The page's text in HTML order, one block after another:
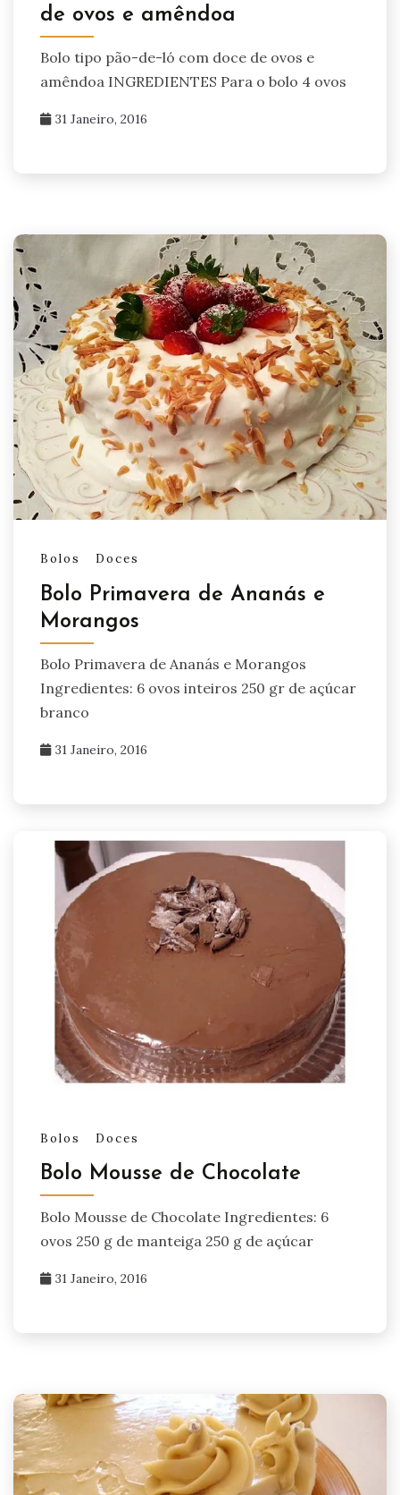
de ovos e amêndoa
Bolo tipo pão-de-ló com doce de ovos e
amêndoa INGREDIENTES Para o bolo 4 ovos
31 Janeiro, 2016
Bolos Doces
Bolo Primavera de Ananás e
Morangos
Bolo Primavera de Ananás e Morangos
Ingredientes: 6 ovos inteiros 250 gr de açúcar
branco
31 Janeiro, 2016
Bolos Doces
Bolo Mousse de Chocolate
Bolo Mousse de Chocolate Ingredientes: 6
ovos 250 g de manteiga 250 g de açúcar
31 Janeiro, 2016